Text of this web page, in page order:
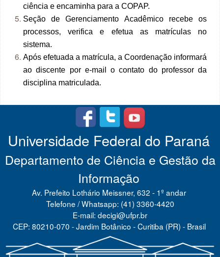
ciência e encaminha para a COPAP.
Seção de Gerenciamento Acadêmico recebe os
processos, verifica e efetua as matrículas no
sistema.
Após efetuada a matrícula, a Coordenação informará
ao discente por e-mail o contato do professor da
disciplina matriculada.
Universidade Federal do Paraná
Departamento de Ciência e Gestão da
Informação
Av. Prefeito Lothário Meissner, 632 - 1º andar
Telefone / Whatsapp: (41) 3360-4420
E-mail: decigi@ufpr.br
CEP: 80210-070 - Jardim Botânico - Curitiba (PR) - Brasil